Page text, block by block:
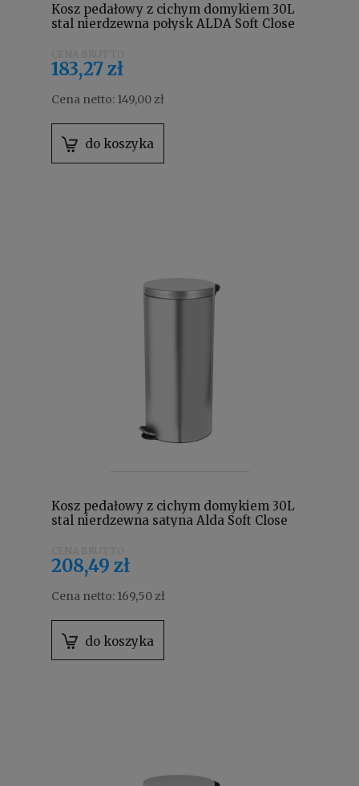
Kosz pedałowy z cichym domykiem 30L
stal nierdzewna połysk ALDA Soft Close
183,27 zł
Cena netto: 149,00 zł
do koszyka
Kosz pedałowy z cichym domykiem 30L
stal nierdzewna satyna Alda Soft Close
208,49 zł
Cena netto: 169,50 zł
do koszyka